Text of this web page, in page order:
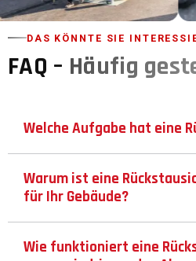
DAS KÖNNTE SIE
FAQ – Häufig
Welche Aufgabe hat eine
Warum ist eine
für Ihr Gebäude?
Wie funktioniert eine